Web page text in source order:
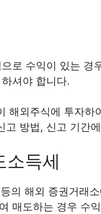
로 수익이 있는 경
셔야 합니다.
해외주식에 투자
고 방법, 신고 기간
소득세
의 해외 증권거래
매도하는 경우 수